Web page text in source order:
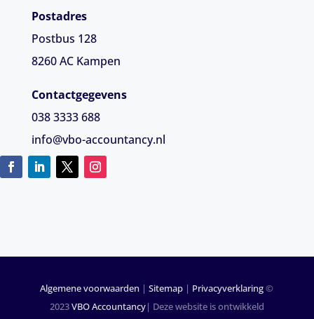
Postadres
Postbus 128
8260 AC Kampen
Contactgegevens
038 3333 688
info@vbo-accountancy.nl
Algemene voorwaarden |Sitemap | Privacyverklaring©
2023VBO Accountancy| Deze website is ontwikkeld